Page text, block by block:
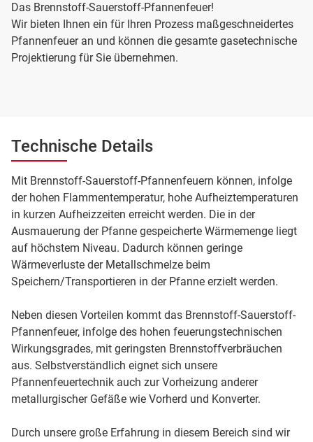
Das Brennstoff-Sauerstoff-Pfannenfeuer!
Wir bieten Ihnen ein für Ihren Prozess maßgeschneidertes
Pfannenfeuer an und können die gesamte gasetechnische
Projektierung für Sie übernehmen.
Technische Details
Mit Brennstoff-Sauerstoff-Pfannenfeuern können, infolge
der hohen Flammentemperatur, hohe Aufheiztemperaturen
in kurzen Aufheizzeiten erreicht werden. Die in der
Ausmauerung der Pfanne gespeicherte Wärmemenge liegt
auf höchstem Niveau. Dadurch können geringe
Wärmeverluste der Metallschmelze beim
Speichern/Transportieren in der Pfanne erzielt werden.
Neben diesen Vorteilen kommt das Brennstoff-Sauerstoff-
Pfannenfeuer, infolge des hohen feuerungstechnischen
Wirkungsgrades, mit geringsten Brennstoffverbräuchen
aus. Selbstverständlich eignet sich unsere
Pfannenfeuertechnik auch zur Vorheizung anderer
metallurgischer Gefäße wie Vorherd und Konverter.
Durch unsere große Erfahrung in diesem Bereich sind wir